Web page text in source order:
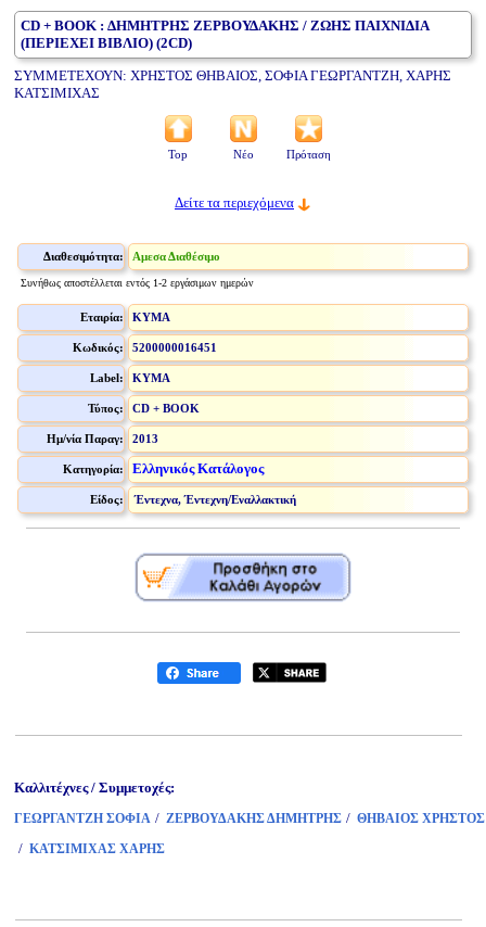
CD + BOOK : ΔΗΜΗΤΡΗΣ ΖΕΡΒΟΥΔΑΚΗΣ / ΖΩΗΣ ΠΑΙΧΝΙΔΙΑ
(ΠΕΡΙΕΧΕΙ ΒΙΒΛΙΟ) (2CD)
ΣΥΜΜΕΤΕΧΟΥΝ: ΧΡΗΣΤΟΣ ΘΗΒΑΙΟΣ, ΣΟΦΙΑ ΓΕΩΡΓΑΝΤΖΗ, ΧΑΡΗΣ
ΚΑΤΣΙΜΙΧΑΣ
Top Νέο Πρόταση
Δείτε τα περιεχόμενα
Διαθεσιμότητα: Αμεσα Διαθέσιμο
Συνήθως αποστέλλεται εντός 1-2 εργάσιμων ημερών
Εταιρία: ΚΥΜΑ
Κωδικός: 5200000016451
Label: ΚΥΜΑ
Τύπος: CD + BOOK
Ημ/νία Παραγ: 2013
Κατηγορία: Ελληνικός Κατάλογος
Είδος: Έντεχνα, Έντεχνη/Εναλλακτική
Καλλιτέχνες / Συμμετοχές:
ΓΕΩΡΓΑΝΤΖΗ ΣΟΦΙΑ / ΖΕΡΒΟΥΔΑΚΗΣ ΔΗΜΗΤΡΗΣ / ΘΗΒΑΙΟΣ ΧΡΗΣΤΟΣ
/ ΚΑΤΣΙΜΙΧΑΣ ΧΑΡΗΣ